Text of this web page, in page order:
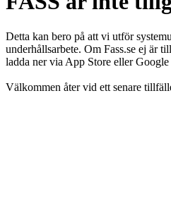
Detta kan bero på att vi utför
underhållsarbete. Om Fass.se ej är
ladda ner via App Store eller Google
Välkommen åter vid ett senare